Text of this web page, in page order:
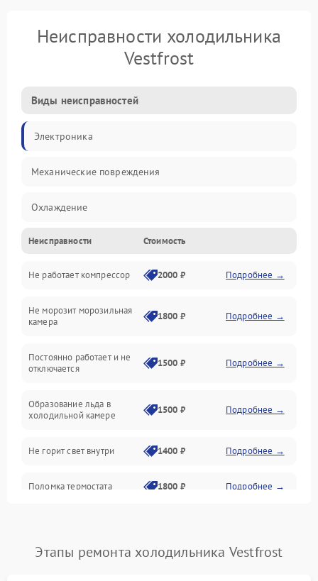
Неисправности холодильника
Vestfrost
Виды неисправностей
Электроника
Механические повреждения
Охлаждение
Механика
Электропитание
Дренаж
Неисправности Стоимость
Не работает компрессор 2000 ₽ Подробнее →
Не морозит морозильная
камера
1800 ₽ Подробнее →
Постоянно работает и не
отключается
1500 ₽ Подробнее →
Образование льда в
холодильной камере
1500 ₽ Подробнее →
Не горит свет внутри 1400 ₽ Подробнее →
Поломка термостата 1800 ₽ Подробнее →
Поломка системы No Frost 2600 ₽ Подробнее →
Этапы ремонта холодильника Vestfrost